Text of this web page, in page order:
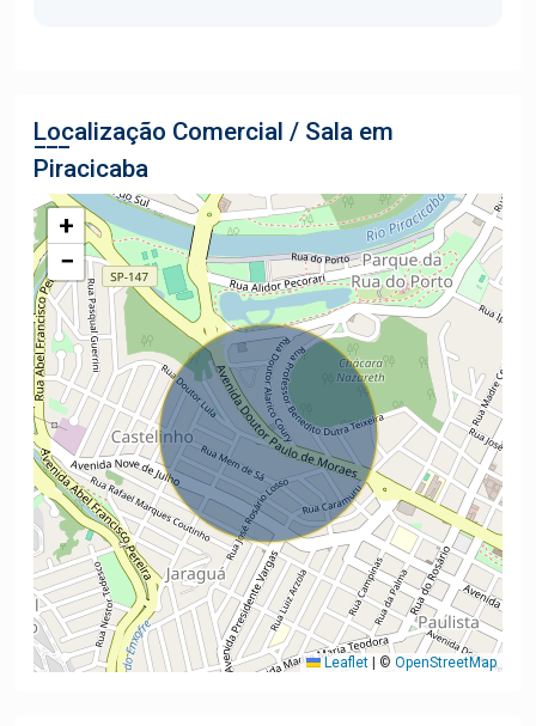
Localização Comercial / Sala em
Piracicaba
+
−
Leaflet © OpenStreetMap